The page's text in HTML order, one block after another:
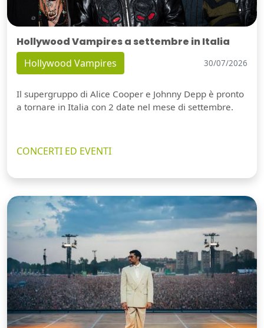
Hollywood Vampires a settembre in Italia
Hollywood Vampires 30/07/2026
Il supergruppo di Alice Cooper e Johnny Depp è pronto
a tornare in Italia con 2 date nel mese di settembre.
CONCERTI ED EVENTI